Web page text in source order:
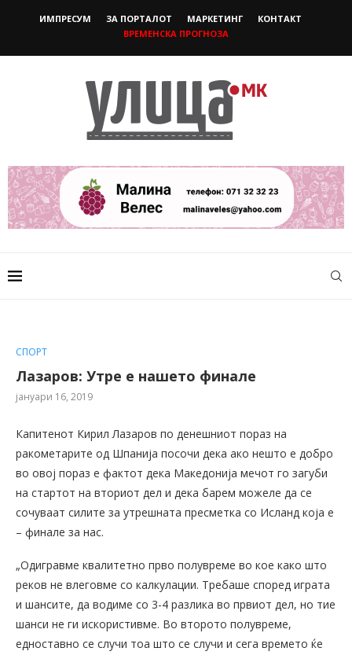
ИМПРЕСУМ ЗА ПОРТАЛОТ МАРКЕТИНГ
КОНТАКТ
ВРЕМЕНСКА ПРОГНОЗА
СПОРТ
Лазаров: Утре е нашето финале
јануари 16, 2019
Капитенот Кирил Лазаров по денешниот пораз на
ракометарите од Шпанија посочи дека ако нешто е добро
во овој пораз е фактот дека Македонија мечот го загуби
на стартот на вториот дел и дека барем можеле да се
сочуваат силите за утрешната пресметка со Исланд која е
– финале за нас.
„Одигравме квалитетно прво полувреме во кое како што
реков не влеговме со калкулации. Требаше според играта
и шансите, да водиме со 3-4 разлика во првиот дел, но тие
шанси не ги искористивме. Во второто полувреме,
едноставно се случи тоа што се случи и сега времето ќе